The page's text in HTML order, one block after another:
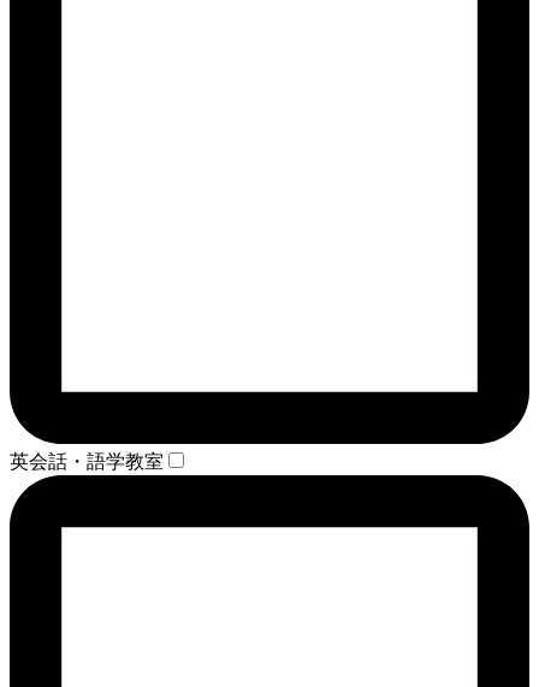
英会話・語学教室